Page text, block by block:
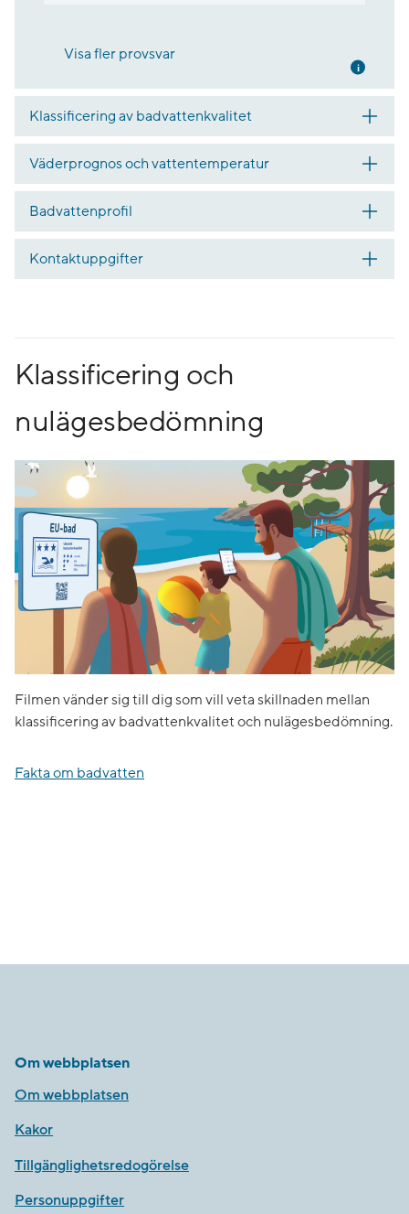
Visa fler provsvar Mer
Klassificering av badvattenkvalitet
Väderprognos och vattentemperatur
Badvattenprofil
Kontaktuppgifter
Klassificering och
nulägesbedömning
Filmen vänder sig till dig som vill veta skillnaden mellan
klassificering av badvattenkvalitet och nulägesbedömning.
Fakta om badvatten
Om webbplatsen
Om webbplatsen
Kakor
Tillgänglighetsredogörelse
Personuppgifter